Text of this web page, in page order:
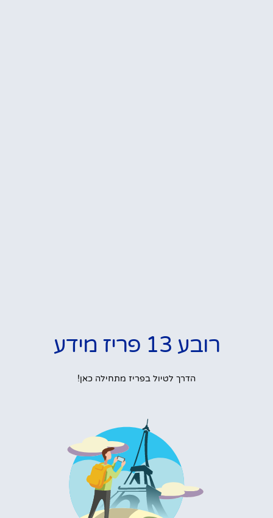
רובע 13 פריז מידע
הדרך לטיול בפריז מתחילה כאן!